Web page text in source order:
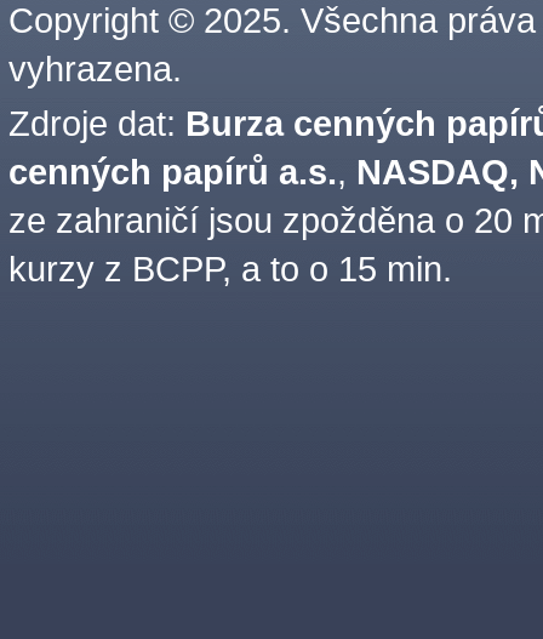
Copyright © 2025. Všechna práva
vyhrazena.
Zdroje dat: Burza cenných
cenných papírů a.s., NASDAQ,
ze zahraničí jsou zpožděna o 20
kurzy z BCPP, a to o 15 min.